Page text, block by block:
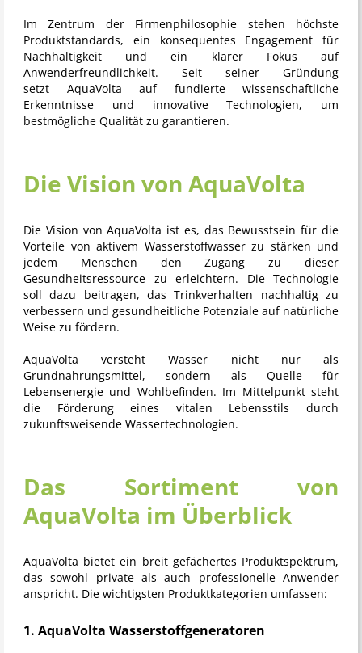
Im Zentrum der Firmenphilosophie stehen höchste
Produktstandards, ein konsequentes Engagement für
Nachhaltigkeit und ein klarer Fokus auf
Anwenderfreundlichkeit. Seit seiner Gründung
setzt AquaVolta auf fundierte wissenschaftliche
Erkenntnisse und innovative Technologien, um
bestmögliche Qualität zu garantieren.
Die Vision von AquaVolta
Die Vision vonAquaVolta ist es, das Bewusstsein für die
Vorteile von aktivem Wasserstoffwasser zu stärken und
jedem Menschen den Zugang zu dieser
Gesundheitsressource zu erleichtern. Die Technologie
soll dazu beitragen, das Trinkverhalten nachhaltig zu
verbessern und gesundheitliche Potenziale auf natürliche
Weise zu fördern.
AquaVolta versteht Wasser nicht nur als
Grundnahrungsmittel, sondern als Quelle für
Lebensenergie und Wohlbefinden. Im Mittelpunkt steht
die Förderung eines vitalen Lebensstils durch
zukunftsweisende Wassertechnologien.
Das Sortiment von
AquaVolta im Überblick
AquaVolta bietet ein breit gefächertes Produktspektrum,
das sowohl private als auch professionelle Anwender
anspricht. Die wichtigsten Produktkategorien umfassen:
1. AquaVolta Wasserstoffgeneratoren